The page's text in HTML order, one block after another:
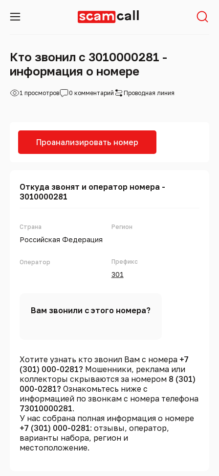
Кто звонил с 3010000281 -
информация о номере
1 просмотров 0 комментарий Проводная линия
Проанализировать номер
Откуда звонят и оператор номера -
3010000281
Страна
Российская Федерация
Оператор
Регион
Префикс
301
Вам звонили с этого номера?
Хотите узнать кто звонил Вам с номера +7
(301) 000-0281? Мошенники, реклама или
коллекторы скрываются за номером 8 (301)
000-0281? Ознакомьтесь ниже с
информацией по звонкам с номера телефона
73010000281.
У нас собрана полная информация о номере
+7 (301) 000-0281: отзывы, оператор,
варианты набора, регион и
местоположение.